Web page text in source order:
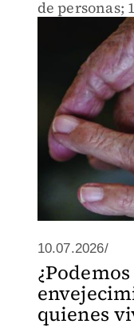
de personas;
10.07.2026/
quienes